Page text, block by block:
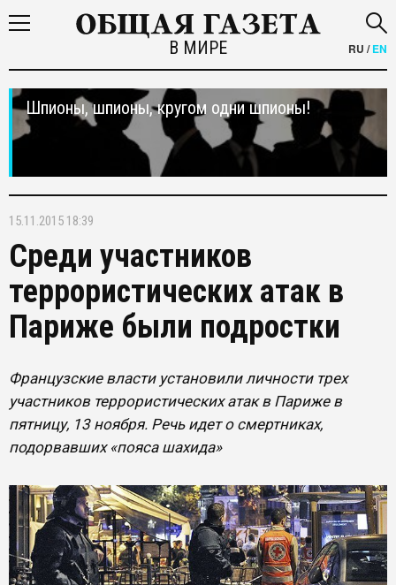
В МИРЕ RU /EN
Шпионы, шпионы, кругом одни шпионы!
15.11.2015 18:39
Среди участников
террористических атак в
Париже были подростки
Французские власти установили личности трех
участников террористических атак в Париже в
пятницу, 13 ноября. Речь идет о смертниках,
подорвавших «пояса шахида»